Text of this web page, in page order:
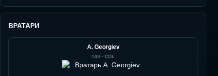
ВРАТАРИ
A. Georgiev
#40 · COL